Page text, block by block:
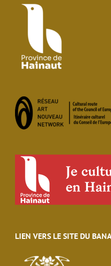
LIEN VERS LE SITE DU